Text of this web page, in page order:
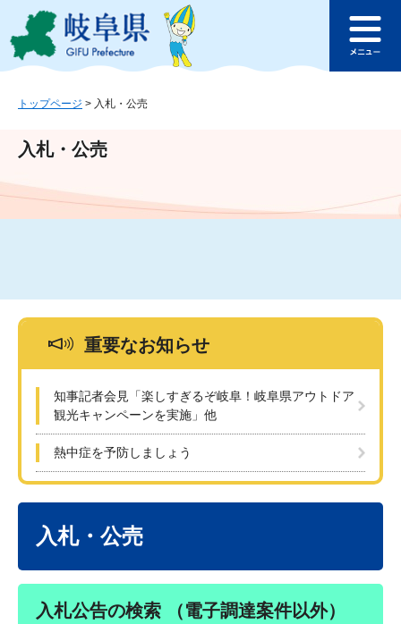
ジ
ュ
文
このページの本文へ
ュ
トップページ > 入札・公売
入札・公売
重要なお知らせ
知事記者会見「楽しすぎるぞ岐阜！岐阜県アウトドア
観光キャンペーンを実施」他
熱中症を予防しましょう
入札・公売
入札公告の検索 （電子調達案件以外）